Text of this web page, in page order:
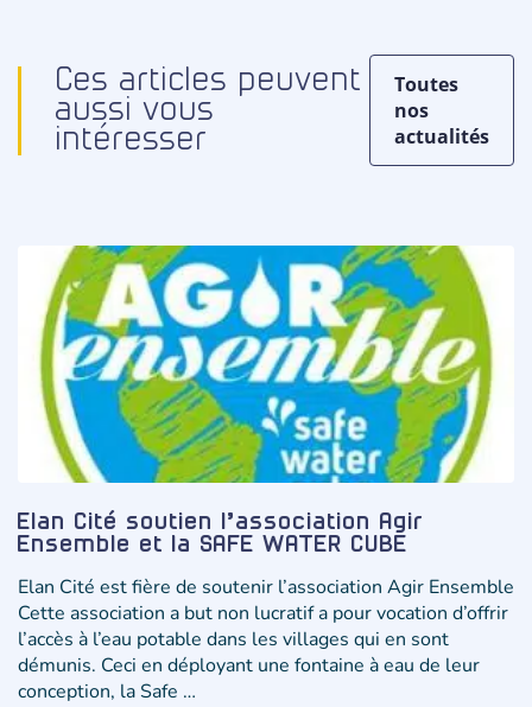
Ces articles peuvent
aussi vous
intéresser
Toutes
nos
actualités
Elan Cité soutien l’association Agir
Ensemble et la SAFE WATER CUBE
Elan Cité est fière de soutenir l’association Agir Ensemble
Cette association a but non lucratif a pour vocation d’offrir
l’accès à l’eau potable dans les villages qui en sont
démunis. Ceci en déployant une fontaine à eau de leur
conception, la Safe …